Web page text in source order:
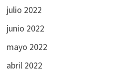
julio 2022
junio 2022
mayo 2022
abril 2022